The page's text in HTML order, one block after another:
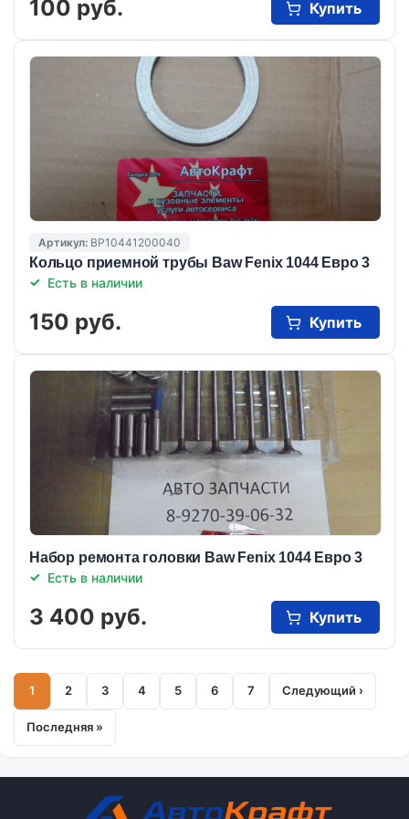
100 руб. Купить
Артикул: BP10441200040
Кольцо приемной трубы Baw Fenix 1044 Евро 3
Есть в наличии
150 руб. Купить
Набор ремонта головки Baw Fenix 1044 Евро 3
Есть в наличии
3 400 руб. Купить
Нумерация
страниц
Страница
1
Страница
2
Страница
3
Страница
4
Страница
5
Страница
6
Страница
7
Следующая
Следующий ›
Последняя
Последняя »